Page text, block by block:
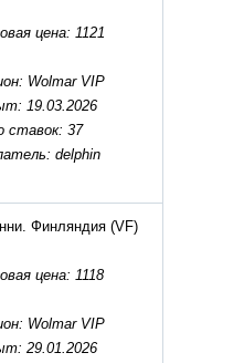
цена: 1121
Wolmar VIP
19.03.2026
ставок: 37
delphin
Финляндия (VF)
цена: 1118
Wolmar VIP
29.01.2026